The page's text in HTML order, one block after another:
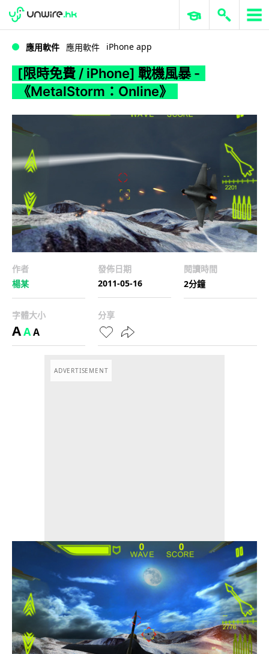
WWDC 2026 ERP 與商業 AI
應用軟件 應用軟件 iPhone app
[限時免費 / iPhone] 戰機風暴 -
《MetalStorm：Online》
作者
楊某
發佈日期
2011-05-16
閱讀時間
2分鐘
字體大小
AAA
分享
ADVERTISEMENT